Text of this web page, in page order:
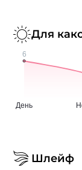
Для
Шлейф